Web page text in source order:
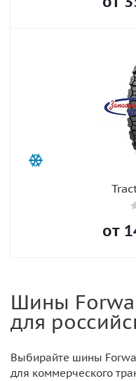
от
Шины
для
Выбирайте шины
для коммерческого